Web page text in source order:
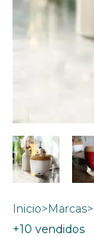
Inicio>Marcas>
+10 vendidos